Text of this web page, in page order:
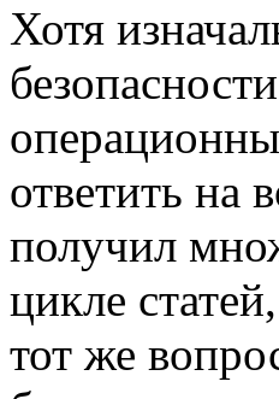
Хотя
ответить на
получил
цикле
тот же